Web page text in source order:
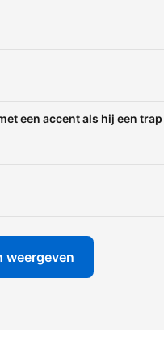
over hoe we
een accent als hij een trap
weergeven